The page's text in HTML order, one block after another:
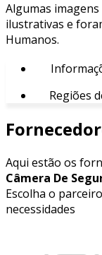
Algumas
ilustrativas e
Humanos.
Regiões
Aqui estão os
Câmera De
Escolha o
necessidades